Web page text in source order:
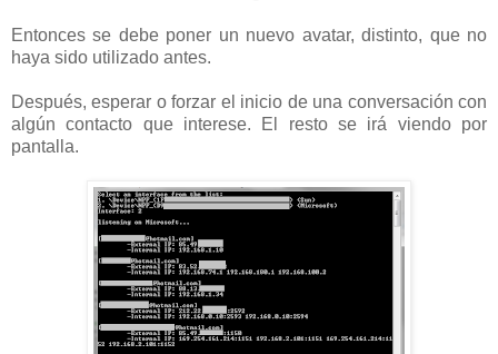
Entonces se debe poner un nuevo avatar, distinto, que no
haya sido utilizado antes.
Después, esperar o forzar el inicio de una conversación con
algún contacto que interese. El resto se irá viendo por
pantalla.